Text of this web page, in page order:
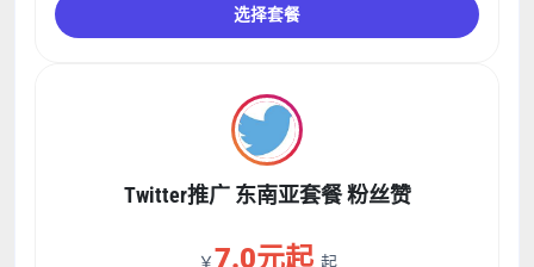
选择套餐
Twitter推广 东南亚套餐 粉丝赞
￥7.0元起 起